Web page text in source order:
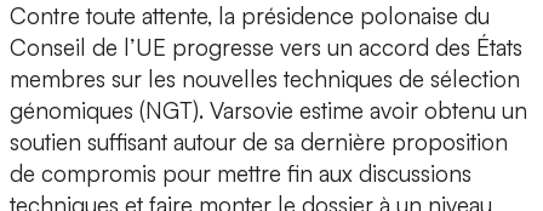
Contre toute attente, la présidence polonaise du
Conseil de l’UE progresse vers un accord des États
membres sur les nouvelles techniques de sélection
génomiques (NGT). Varsovie estime avoir obtenu un
soutien suffisant autour de sa dernière proposition
de compromis pour mettre fin aux discussions
techniques et faire monter le dossier à un niveau